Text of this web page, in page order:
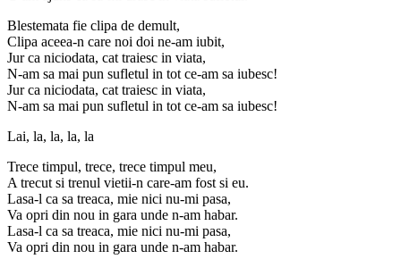
Blestemata fie clipa de demult,
Clipa aceea-n care noi doi ne-am iubit,
Jur ca niciodata, cat traiesc in viata,
N-am sa mai pun sufletul in tot ce-am sa iubesc!
Jur ca niciodata, cat traiesc in viata,
N-am sa mai pun sufletul in tot ce-am sa iubesc!
Lai, la, la, la, la
Trece timpul, trece, trece timpul meu,
A trecut si trenul vietii-n care-am fost si eu.
Lasa-l ca sa treaca, mie nici nu-mi pasa,
Va opri din nou in gara unde n-am habar.
Lasa-l ca sa treaca, mie nici nu-mi pasa,
Va opri din nou in gara unde n-am habar.